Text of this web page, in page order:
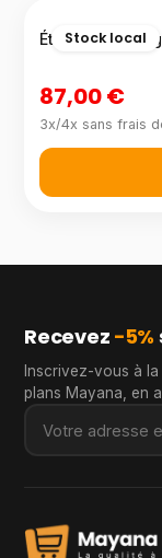
Stock local
Étagère de
87,00 €
3x/4x sans frais
Recevez −5%
Inscrivez-vous à
plans Mayana, en